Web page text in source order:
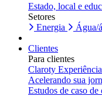
Estado, local e
Setores
Energia
Água/
Clientes
Para clientes
Claroty
Acelerando sua
Estudos de caso de